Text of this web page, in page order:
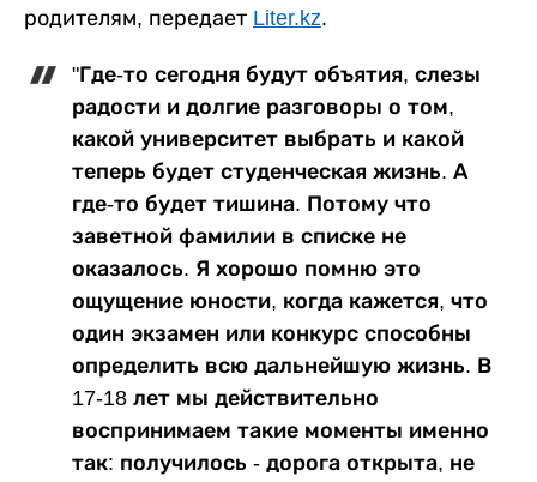
родителям, передает Liter.kz.
"Где-то сегодня будут объятия, слезы
радости и долгие разговоры о том,
какой университет выбрать и какой
теперь будет студенческая жизнь. А
где-то будет тишина. Потому что
заветной фамилии в списке не
оказалось. Я хорошо помню это
ощущение юности, когда кажется, что
один экзамен или конкурс способны
определить всю дальнейшую жизнь. В
17-18 лет мы действительно
воспринимаем такие моменты именно
так: получилось - дорога открыта, не